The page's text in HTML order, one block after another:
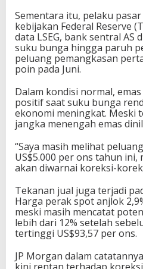
Sementara itu, pelaku
kebijakan Federal Reserve
data LSEG, bank sentral AS
suku bunga hingga paruh
peluang pemangkasan
poin pada Juni.
Dalam kondisi normal,
positif saat suku bunga
ekonomi meningkat. Meski
jangka menengah emas
“Saya masih melihat
US$5.000 per ons tahun
akan diwarnai koreksi-
Tekanan jual juga terjadi
Harga perak spot anjlok
meski masih mencatat
lebih dari 12% setelah
tertinggi US$93,57 per ons.
JP Morgan dalam